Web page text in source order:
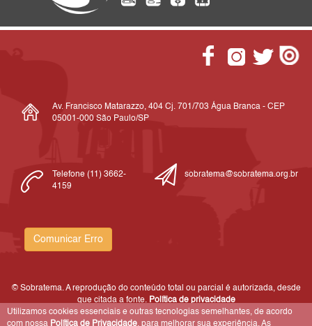
Av. Francisco Matarazzo, 404 Cj. 701/703 Água Branca - CEP
05001-000 São Paulo/SP
Telefone (11) 3662-
4159
sobratema@sobratema.org.br
Comunicar Erro
© Sobratema. A reprodução do conteúdo total ou parcial é autorizada, desde
que citada a fonte. Política de privacidade
Utilizamos cookies essenciais e outras tecnologias semelhantes, de acordo
com nossa Política de Privacidade, para melhorar sua experiência. As